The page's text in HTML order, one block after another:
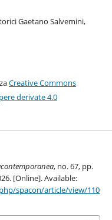
Gaetano Salvemini,
Creative Commons
derivate 4.0
, no. 67, pp.
[Online]. Available:
spacon/article/view/110